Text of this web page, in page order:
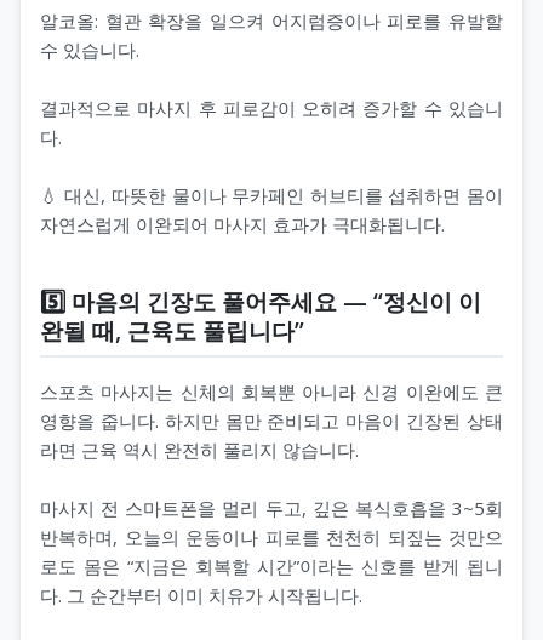
알코올: 혈관 확장을 일으켜 어지럼증이나 피로를 유발할
수 있습니다.
결과적으로 마사지 후 피로감이 오히려 증가할 수 있습니
다.
💧 대신, 따뜻한 물이나 무카페인 허브티를 섭취하면 몸이
자연스럽게 이완되어 마사지 효과가 극대화됩니다.
5️⃣ 마음의 긴장도 풀어주세요 — “정신이 이
완될 때, 근육도 풀립니다”
스포츠 마사지는 신체의 회복뿐 아니라 신경 이완에도 큰
영향을 줍니다. 하지만 몸만 준비되고 마음이 긴장된 상태
라면 근육 역시 완전히 풀리지 않습니다.
마사지 전 스마트폰을 멀리 두고, 깊은 복식호흡을 3~5회
반복하며, 오늘의 운동이나 피로를 천천히 되짚는 것만으
로도 몸은 “지금은 회복할 시간”이라는 신호를 받게 됩니
다. 그 순간부터 이미 치유가 시작됩니다.